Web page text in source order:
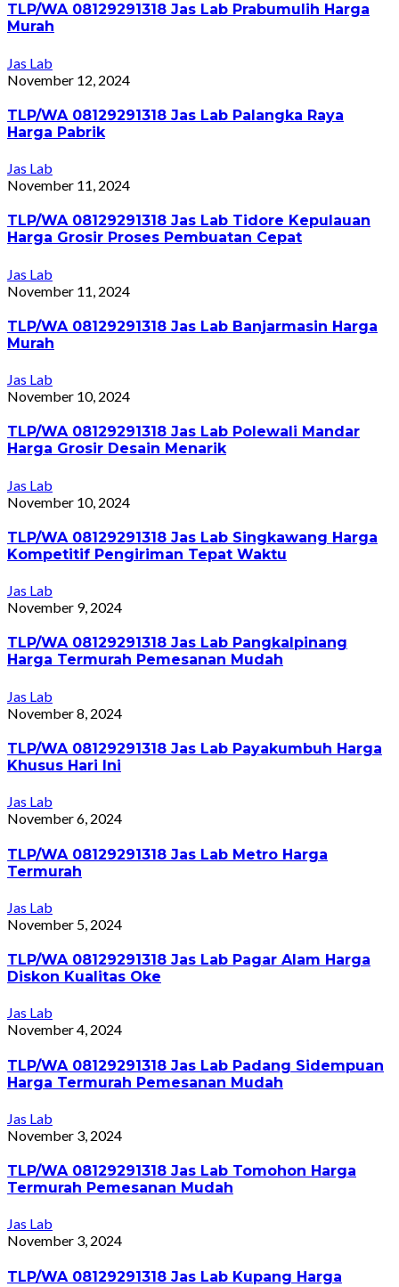
TLP/WA 08129291318 Jas Lab Prabumulih Harga
Murah
Jas Lab
November 12, 2024
TLP/WA 08129291318 Jas Lab Palangka Raya
Harga Pabrik
Jas Lab
November 11, 2024
TLP/WA 08129291318 Jas Lab Tidore Kepulauan
Harga Grosir Proses Pembuatan Cepat
Jas Lab
November 11, 2024
TLP/WA 08129291318 Jas Lab Banjarmasin Harga
Murah
Jas Lab
November 10, 2024
TLP/WA 08129291318 Jas Lab Polewali Mandar
Harga Grosir Desain Menarik
Jas Lab
November 10, 2024
TLP/WA 08129291318 Jas Lab Singkawang Harga
Kompetitif Pengiriman Tepat Waktu
Jas Lab
November 9, 2024
TLP/WA 08129291318 Jas Lab Pangkalpinang
Harga Termurah Pemesanan Mudah
Jas Lab
November 8, 2024
TLP/WA 08129291318 Jas Lab Payakumbuh Harga
Khusus Hari Ini
Jas Lab
November 6, 2024
TLP/WA 08129291318 Jas Lab Metro Harga
Termurah
Jas Lab
November 5, 2024
TLP/WA 08129291318 Jas Lab Pagar Alam Harga
Diskon Kualitas Oke
Jas Lab
November 4, 2024
TLP/WA 08129291318 Jas Lab Padang Sidempuan
Harga Termurah Pemesanan Mudah
Jas Lab
November 3, 2024
TLP/WA 08129291318 Jas Lab Tomohon Harga
Termurah Pemesanan Mudah
Jas Lab
November 3, 2024
TLP/WA 08129291318 Jas Lab Kupang Harga